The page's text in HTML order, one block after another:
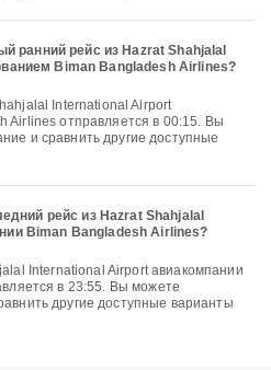
ранний рейс из Hazrat Shahjalal
Biman Bangladesh Airlines?
Airlines отправляется в 00:15. Вы
и сравнить другие доступные
рейс из Hazrat Shahjalal
Biman Bangladesh Airlines?
в 23:55. Вы можете
другие доступные варианты